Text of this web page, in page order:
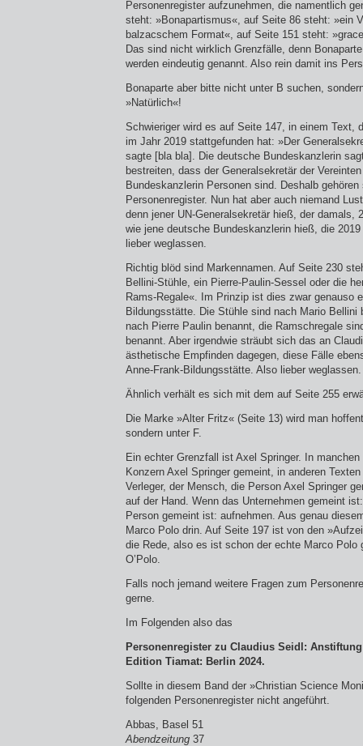
Personenregister aufzunehmen, die namentlich
steht: »Bonapartismus«, auf Seite 86 steht: »ein
balzacschem Format«, auf Seite 151 steht:
Das sind nicht wirklich Grenzfälle, denn
werden eindeutig genannt. Also rein damit ins
Bonaparte aber bitte nicht unter B suchen,
»Natürlich«!
Schwieriger wird es auf Seite 147, in einem Text,
im Jahr 2019 stattgefunden hat: »Der
sagte [bla bla]. Die deutsche Bundeskanzlerin
bestreiten, dass der Generalsekretär der
Bundeskanzlerin Personen sind. Deshalb
Personenregister. Nun hat aber auch niemand
denn jener UN-Generalsekretär hieß, der damals,
wie jene deutsche Bundeskanzlerin hieß, die
lieber weglassen.
Richtig blöd sind Markennamen. Auf Seite 230
Bellini-Stühle, ein Pierre-Paulin-Sessel oder die
Rams-Regale«. Im Prinzip ist dies zwar genauso
Bildungsstätte. Die Stühle sind nach Mario Bellini
nach Pierre Paulin benannt, die Ramschregale
benannt. Aber irgendwie sträubt sich das an
ästhetische Empfinden dagegen, diese Fälle
Anne-Frank-Bildungsstätte. Also lieber weglassen.
Ähnlich verhält es sich mit dem auf Seite 255
Die Marke »Alter Fritz« (Seite 13) wird man
sondern unter F.
Ein echter Grenzfall ist Axel Springer. In
Konzern Axel Springer gemeint, in anderen
Verleger, der Mensch, die Person Axel Springer
auf der Hand. Wenn das Unternehmen gemeint
Person gemeint ist: aufnehmen. Aus genau
Marco Polo drin. Auf Seite 197 ist von den
die Rede, also es ist schon der echte Marco Polo
O’Polo.
Falls noch jemand weitere Fragen zum
gerne.
Im Folgenden also das
Personenregister zu Claudius Seidl:
Edition Tiamat: Berlin 2024.
Sollte in diesem Band der »Christian Science
folgenden Personenregister nicht angeführt.
Abbas, Basel 51
Abendzeitung 37